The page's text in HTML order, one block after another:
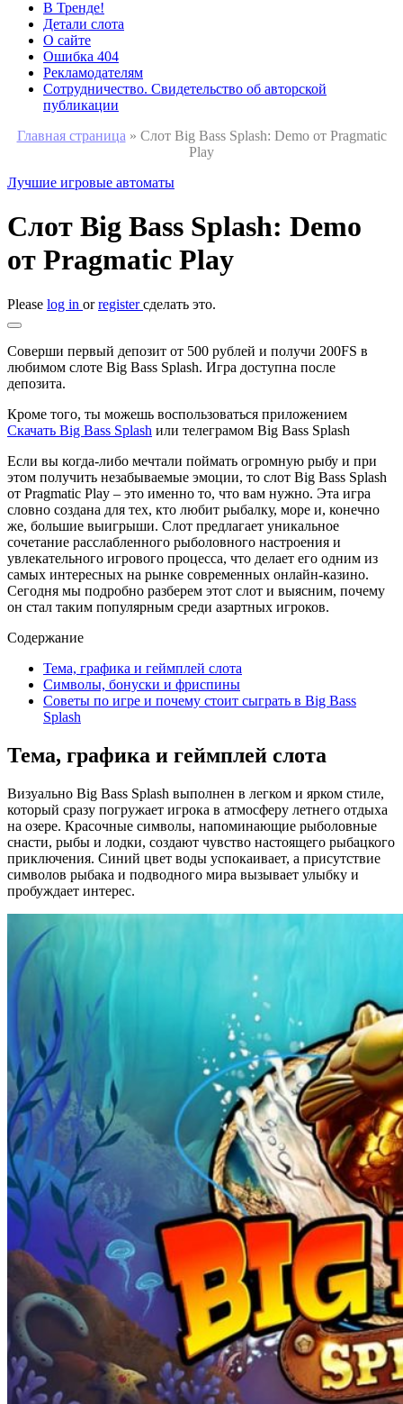
В Тренде!
Детали слота
О сайте
Ошибка 404
Рекламодателям
Сотрудничество. Свидетельство об авторской
публикации
Главная страница » Слот Big Bass Splash: Demo от Pragmatic
Play
Лучшие игровые автоматы
Слот Big Bass Splash: Demo
от Pragmatic Play
Please log in orregisterсделать это.
Соверши первый депозит от 500 рублей и получи 200FS в
любимом слоте Big Bass Splash. Игра доступна после
депозита.
Кроме того, ты можешь воспользоваться приложением
Скачать Big Bass Splash или телеграмом Big Bass Splash
Если вы когда-либо мечтали поймать огромную рыбу и при
этом получить незабываемые эмоции, то слот Big Bass Splash
от Pragmatic Play – это именно то, что вам нужно. Эта игра
словно создана для тех, кто любит рыбалку, море и, конечно
же, большие выигрыши. Слот предлагает уникальное
сочетание расслабленного рыболовного настроения и
увлекательного игрового процесса, что делает его одним из
самых интересных на рынке современных онлайн-казино.
Сегодня мы подробно разберем этот слот и выясним, почему
он стал таким популярным среди азартных игроков.
Содержание
Тема, графика и геймплей слота
Символы, бонуски и фриспины
Советы по игре и почему стоит сыграть в Big Bass
Splash
Тема, графика и геймплей слота
Визуально Big Bass Splash выполнен в легком и ярком стиле,
который сразу погружает игрока в атмосферу летнего отдыха
на озере. Красочные символы, напоминающие рыболовные
снасти, рыбы и лодки, создают чувство настоящего рыбацкого
приключения. Синий цвет воды успокаивает, а присутствие
символов рыбака и подводного мира вызывает улыбку и
пробуждает интерес.